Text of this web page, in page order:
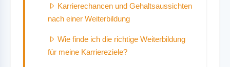
Karrierechancen und Gehaltsaussichten
nach einer Weiterbildung
Wie finde ich die richtige Weiterbildung
für meine Karriereziele?